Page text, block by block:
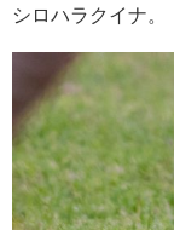
シロハラクイナ。